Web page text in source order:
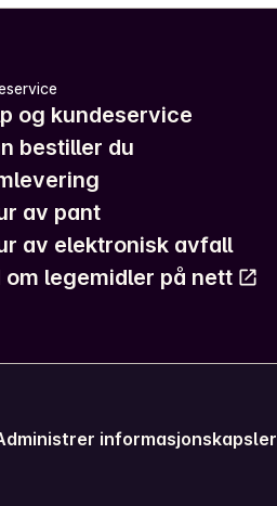
og kundeservice
bestiller du
av pant
av elektronisk avfall
om legemidler på nett
informasjonskapsler